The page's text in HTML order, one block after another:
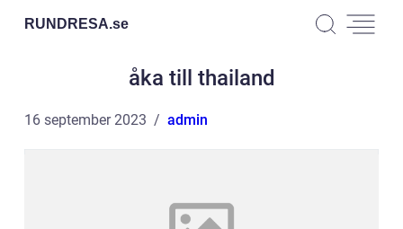
RUNDRESA.se
åka till thailand
16 september 2023 admin